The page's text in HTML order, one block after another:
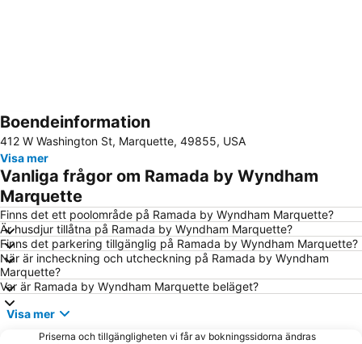
Förstora kartan
Boendeinformation
412 W Washington St, Marquette, 49855, USA
Visa mer
Vanliga frågor om Ramada by Wyndham
Marquette
Finns det ett poolområde på Ramada by Wyndham Marquette?
Är husdjur tillåtna på Ramada by Wyndham Marquette?
Finns det parkering tillgänglig på Ramada by Wyndham Marquette?
När är incheckning och utcheckning på Ramada by Wyndham
Marquette?
Var är Ramada by Wyndham Marquette beläget?
Visa mer
Priserna och tillgängligheten vi får av bokningssidorna ändras